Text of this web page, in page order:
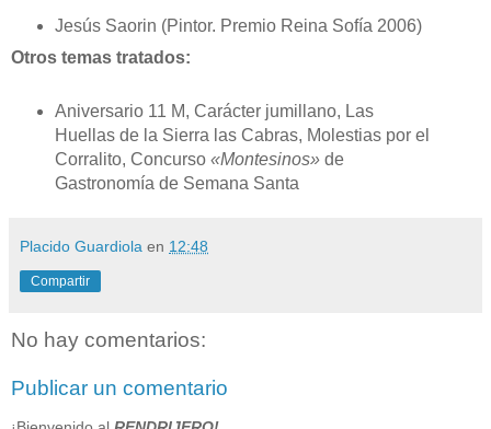
Jesús Saorin (Pintor. Premio Reina Sofía 2006)
Otros temas tratados:
Aniversario 11 M, Carácter jumillano, Las
Huellas de la Sierra las Cabras, Molestias por el
Corralito, Concurso«Montesinos»de
Gastronomía de Semana Santa
Placido Guardiola en 12:48
Compartir
No hay comentarios:
Publicar un comentario